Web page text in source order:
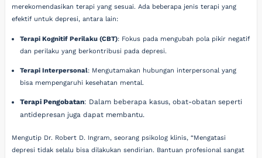
merekomendasikan terapi yang sesuai. Ada beberapa jenis terapi yang
efektif untuk depresi, antara lain:
Terapi Kognitif Perilaku (CBT): Fokus pada mengubah pola pikir negatif
dan perilaku yang berkontribusi pada depresi.
Terapi Interpersonal: Mengutamakan hubungan interpersonal yang
bisa mempengaruhi kesehatan mental.
Terapi Pengobatan: Dalam beberapa kasus, obat-obatan seperti
antidepresan juga dapat membantu.
Mengutip Dr. Robert D. Ingram, seorang psikolog klinis, “Mengatasi
depresi tidak selalu bisa dilakukan sendirian. Bantuan profesional sangat